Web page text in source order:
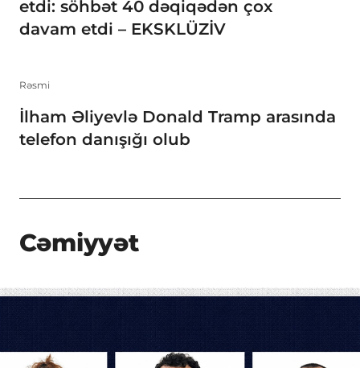
etdi: söhbət 40 dəqiqədən çox
davam etdi – EKSKLÜZİV
Rəsmi
İlham Əliyevlə Donald Tramp arasında
telefon danışığı olub
Cəmiyyət